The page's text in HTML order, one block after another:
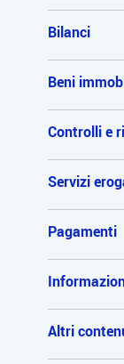
Bilanci
Beni
Controlli e
Servizi
Pagamenti
Altri